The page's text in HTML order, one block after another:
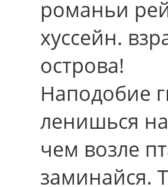
романьи
хуссейн.
острова!
Наподобие
ленишься
чем возле
заминайся.